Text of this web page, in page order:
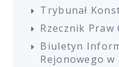
Trybunał
Rzecznik Praw
Biuletyn
Rejonowego w